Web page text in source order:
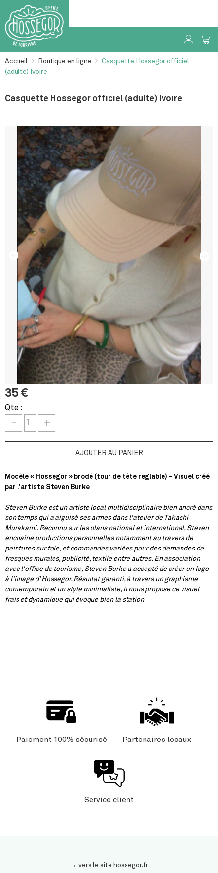
Accueil > Boutique en ligne > Casquette Hossegor officiel
(adulte) Ivoire
Casquette Hossegor officiel (adulte) Ivoire
35 €
Qte :
- +
Modèle « Hossegor » brodé (tour de tête réglable) - Visuel créé
par l'artiste Steven Burke
Steven Burke est un artiste local multidisciplinaire bien ancré dans
son temps qui a aiguisé ses armes dans l'atelier de Takashi
Murakami. Reconnu sur les plans national et international, Steven
enchaîne productions personnelles notamment au travers de
peintures sur tole, et commandes variées pour des demandes de
fresques murales, publicité, textile entre autres. En association
avec l'office de tourisme, Steven Burke a accepté de créer un logo
à l'image d’Hossegor. Résultat garanti, à travers un graphisme
contemporain et un style minimaliste, il nous propose ce visuel
frais et dynamique qui évoque bien la station.
Paiement 100% sécurisé Partenaires locaux
Service client
→ vers le site hossegor.fr